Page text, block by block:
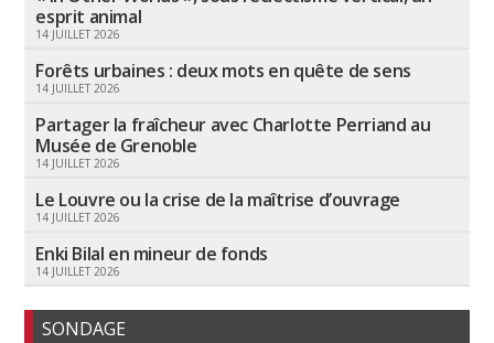
esprit animal
14 JUILLET 2026
Forêts urbaines : deux mots en quête de sens
14 JUILLET 2026
Partager la fraîcheur avec Charlotte Perriand au
Musée de Grenoble
14 JUILLET 2026
Le Louvre ou la crise de la maîtrise d’ouvrage
14 JUILLET 2026
Enki Bilal en mineur de fonds
14 JUILLET 2026
SONDAGE